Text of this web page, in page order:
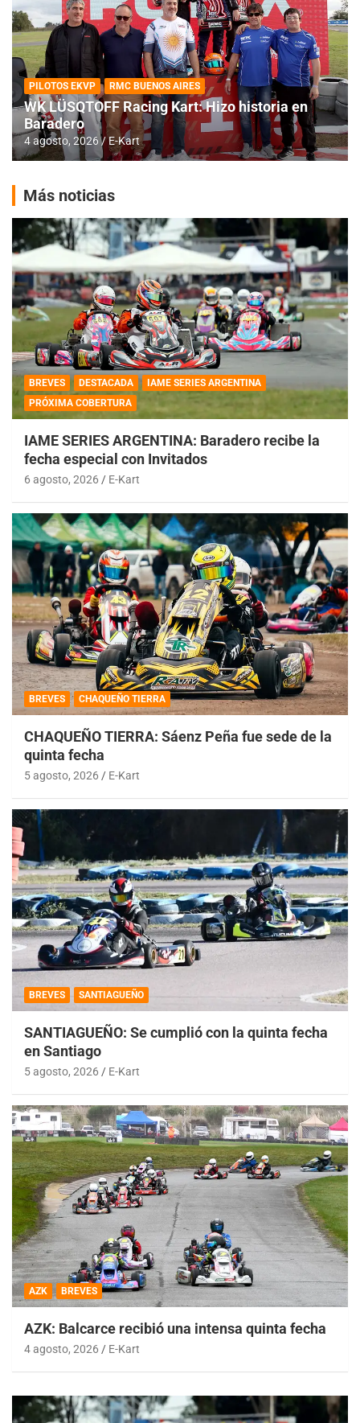
PILOTOS EKVP RMC BUENOS AIRES
WK LÜSQTOFF Racing Kart: Hizo historia en
Baradero
4 agosto, 2026 E-Kart
Más noticias
BREVES DESTACADA
IAME SERIES ARGENTINA
PRÓXIMA COBERTURA
IAME SERIES ARGENTINA: Baradero recibe la
fecha especial con Invitados
6 agosto, 2026 E-Kart
BREVES CHAQUEÑO TIERRA
CHAQUEÑO TIERRA: Sáenz Peña fue sede de la
quinta fecha
5 agosto, 2026 E-Kart
BREVES SANTIAGUEÑO
SANTIAGUEÑO: Se cumplió con la quinta fecha
en Santiago
5 agosto, 2026 E-Kart
AZK BREVES
AZK: Balcarce recibió una intensa quinta fecha
4 agosto, 2026 E-Kart